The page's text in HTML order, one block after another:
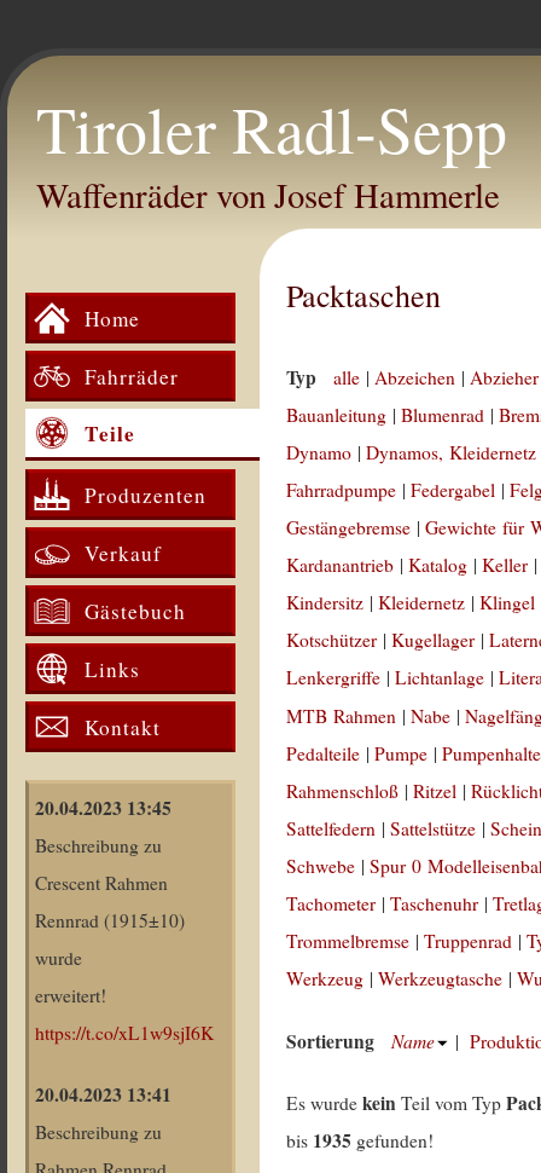
Tiroler Radl-Sepp
Waffenräder von Josef Hammerle
Home
Fahrräder
Teile
Produzenten
Verkauf
Gästebuch
Links
Kontakt
20.04.2023 13:45
Beschreibung zu
Crescent Rahmen
Rennrad (1915±10)
wurde
erweitert!
https://t.co/xL1w9sjI6K
20.04.2023 13:41
Beschreibung zu
Packtaschen
Typ alle |Abzeichen |
Bauanleitung |Blumenrad |
Dynamo |Dynamos, Kleidernetz
Fahrradpumpe |Federgabel |
Gestängebremse |Gewichte für
Kardanantrieb |Katalog |Keller
Kindersitz |Kleidernetz |Klingel
Kotschützer |Kugellager |
Lenkergriffe |Lichtanlage |
MTB Rahmen |Nabe |
Pedalteile |Pumpe |
Rahmenschloß |Ritzel |
Sattelfedern |Sattelstütze |
Schwebe |Spur 0
Tachometer |Taschenuhr |
Trommelbremse |Truppenrad |
Werkzeug |Werkzeugtasche |
Sortierung Name |
Es wurdekein Teil vom Typ
bis 1935 gefunden!